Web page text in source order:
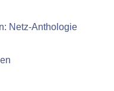
Netz-Anthologie